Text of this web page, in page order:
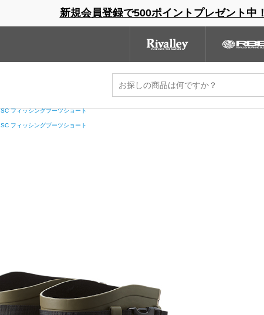
新規会員登録で500ポイントプレゼント中！
ブランドサイト 商品一覧 ブランドサイト
ウェーダー レインウェア フットウェア グローブ
SC フィッシングブーツショート
SC フィッシングブーツショート